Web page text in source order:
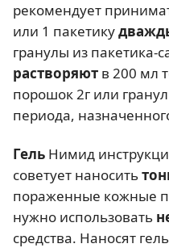
рекомендует
или 1 пакетику
гранулы из пакетика-
растворяют в 200 мл
порошок 2г или
периода,
Гель Нимид
советует наносить
пораженные кожные
нужно использовать
средства. Наносят